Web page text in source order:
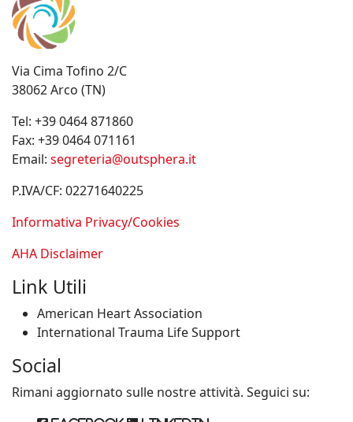
Via Cima Tofino 2/C
38062 Arco (TN)
Tel: +39 0464 871860
Fax: +39 0464 071161
Email: segreteria@outsphera.it
P.IVA/CF: 02271640225
Informativa Privacy/Cookies
AHA Disclaimer
Link Utili
American Heart Association
International Trauma Life Support
Social
Rimani aggiornato sulle nostre attività. Seguici su: